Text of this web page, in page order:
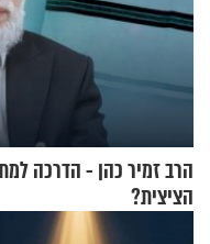
הרב זמיר כהן - הדרכה
הציצית?